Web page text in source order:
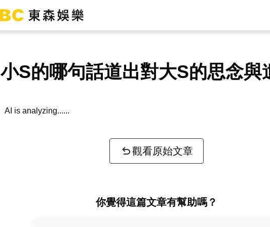
小S的哪句話道出對大S的思念與
AI is analyzing...
觀看原始文章
你覺得這篇文章有幫助嗎？